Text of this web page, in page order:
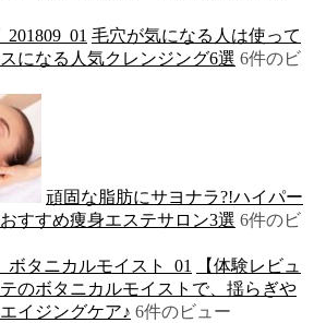
毛穴が気になる人は使って
になる人気クレンジング6選 6件のビ
頑固な脂肪にサヨナラ?!ハイパー
すすめ痩身エステサロン3選 6件のビ
【体験レビュ
のボタニカルモイストで、揺らぎや
イジングケア♪ 6件のビュー